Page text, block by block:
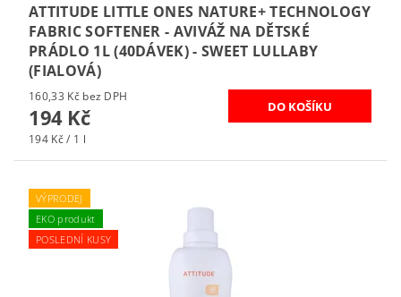
ATTITUDE LITTLE ONES NATURE+ TECHNOLOGY
FABRIC SOFTENER - AVIVÁŽ NA DĚTSKÉ
PRÁDLO 1L (40DÁVEK) - SWEET LULLABY
(FIALOVÁ)
160,33 Kč bez DPH
194 Kč
194 Kč / 1 l
VÝPRODEJ
EKO produkt
POSLEDNÍ KUSY